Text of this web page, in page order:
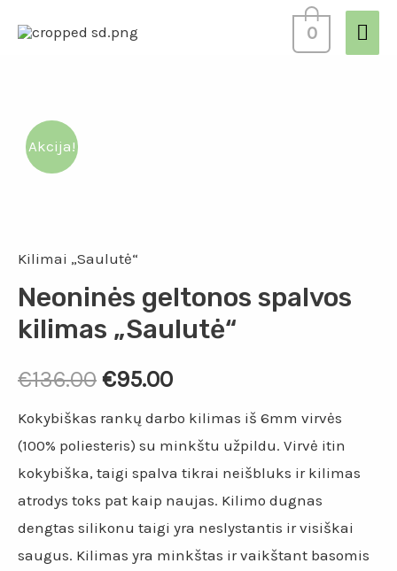
0
Akcija!
Kilimai „Saulutė“
Neoninės geltonos spalvos
kilimas „Saulutė“
€136.00 €95.00
Kokybiškas rankų darbo kilimas iš 6mm virvės
(100% poliesteris) su minkštu užpildu. Virvė itin
kokybiška, taigi spalva tikrai neišbluks ir kilimas
atrodys toks pat kaip naujas. Kilimo dugnas
dengtas silikonu taigi yra neslystantis ir visiškai
saugus. Kilimas yra minkštas ir vaikštant basomis